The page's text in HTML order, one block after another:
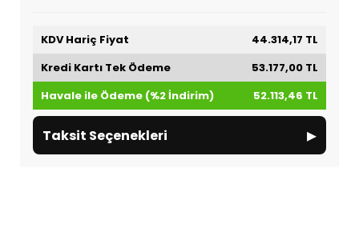
KDV Hariç Fiyat
44.314,17 TL
Kredi Kartı Tek Ödeme
53.177,00 TL
Havale ile Ödeme (%2 İndirim)
52.113,46 TL
Taksit Seçenekleri ▸